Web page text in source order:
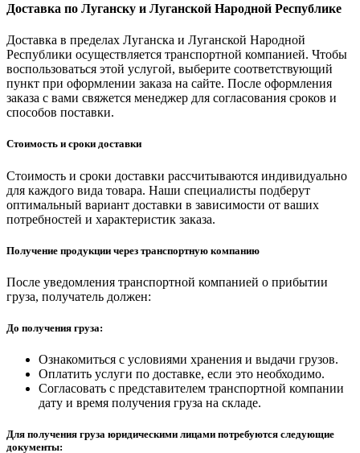
Доставка по Луганску и Луганской Народной Республике
Доставка в пределах Луганска и Луганской Народной
Республики осуществляется транспортной компанией. Чтобы
воспользоваться этой услугой, выберите соответствующий
пункт при оформлении заказа на сайте. После оформления
заказа с вами свяжется менеджер для согласования сроков и
способов поставки.
Стоимость и сроки доставки
Стоимость и сроки доставки рассчитываются индивидуально
для каждого вида товара. Наши специалисты подберут
оптимальный вариант доставки в зависимости от ваших
потребностей и характеристик заказа.
Получение продукции через транспортную компанию
После уведомления транспортной компанией о прибытии
груза, получатель должен:
До получения груза:
Ознакомиться с условиями хранения и выдачи грузов.
Оплатить услуги по доставке, если это необходимо.
Согласовать с представителем транспортной компании
дату и время получения груза на складе.
Для получения груза юридическими лицами потребуются следующие
документы: